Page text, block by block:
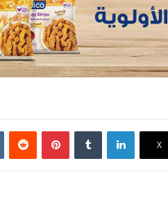
X
لينكدإن